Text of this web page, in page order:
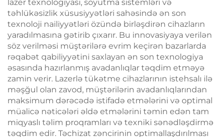
lazer texnologiyası, soyutma sistemləri və
təhlükəsizlik xüsusiyyətləri sahəsində ən son
texnoloji nailiyyətləri özündə birləşdirən cihazların
yaradılmasına gətirib çıxarır. Bu innovasiyaya verilən
söz verilməsi müştərilərə evrim keçirən bazarlarda
rəqabət qabiliyyətini saxlayan ən son texnologiya
əsasında hazırlanmış avadanlıqlar təqdim etməyə
zamin verir. Lazerlə tükətme cihazlarının istehsalı ilə
məşğul olan zavod, müştərilərin avadanlıqlarından
maksimum dərəcədə istifadə etmələrini və optimal
müalicə nəticələri əldə etmələrini təmin edən tam
miqyaslı təlim proqramları və texniki sənədləşdirmə
təqdim edir. Təchizat zəncirinin optimallaşdırılması